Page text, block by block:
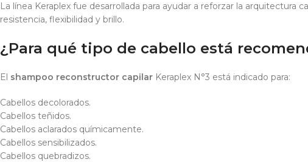
La línea Keraplex fue desarrollada para ayudar a reforzar la arquitectura
resistencia, flexibilidad y brillo.
¿Para qué tipo de cabello está
El shampoo reconstructor capilar Keraplex N°3 está indicado para:
Cabellos decolorados.
Cabellos teñidos.
Cabellos aclarados químicamente.
Cabellos sensibilizados.
Cabellos quebradizos.